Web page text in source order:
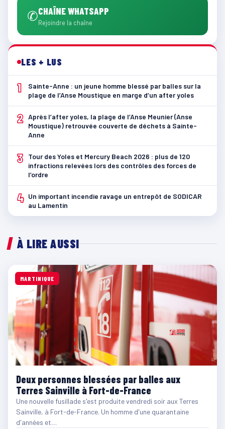
✆CHAÎNE WHATSAPP
Rejoindre la chaîne
LES + LUS
1
Sainte-Anne : un jeune homme blessé par balles sur la
plage de l’Anse Moustique en marge d’un after yoles
2 Après l’after yoles, la plage de l’Anse Meunier (Anse
Moustique) retrouvée couverte de déchets à Sainte-
Anne
3
Tour des Yoles et Mercury Beach 2026 : plus de 120
infractions relevées lors des contrôles des forces de
l’ordre
4 Un important incendie ravage un entrepôt de SODICAR
au Lamentin
À LIRE AUSSI
MARTINIQUE
Deux personnes blessées par balles aux
Terres Sainville à Fort-de-France
Une nouvelle fusillade s'est produite vendredi soir aux Terres
Sainville, à Fort-de-France. Un homme d'une quarantaine
d'années et…